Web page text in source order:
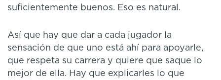
suficientemente buenos. Eso es natural.
Así que hay que dar a cada jugador la
sensación de que uno está ahí para apoyarle,
que respeta su carrera y quiere que saque lo
mejor de ella. Hay que explicarles lo que